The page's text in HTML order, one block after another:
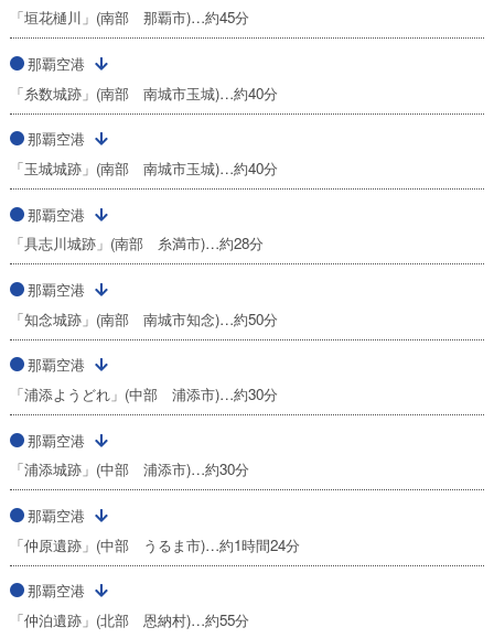
「垣花樋川」(南部 那覇市)…約45分
那覇空港
「糸数城跡」(南部 南城市玉城)…約40分
那覇空港
「玉城城跡」(南部 南城市玉城)…約40分
那覇空港
「具志川城跡」(南部 糸満市)…約28分
那覇空港
「知念城跡」(南部 南城市知念)…約50分
那覇空港
「浦添ようどれ」(中部 浦添市)…約30分
那覇空港
「浦添城跡」(中部 浦添市)…約30分
那覇空港
「仲原遺跡」(中部 うるま市)…約1時間24分
那覇空港
「仲泊遺跡」(北部 恩納村)…約55分